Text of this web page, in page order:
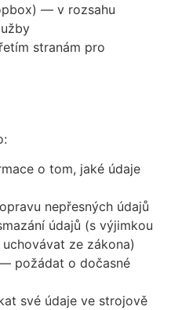
— v rozsahu
stranám pro
o tom, jaké údaje
nepřesných údajů
údajů (s výjimkou
ze zákona)
požádat o dočasné
své údaje ve strojově